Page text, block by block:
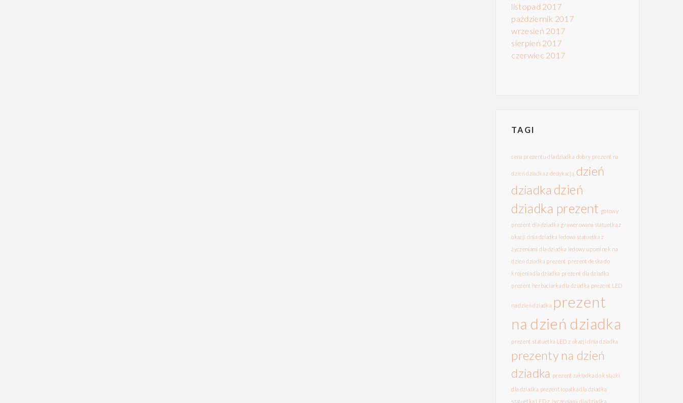
listopad 2017
październik 2017
wrzesień 2017
sierpień 2017
czerwiec 2017
TAGI
cena prezentu dla dziadka dobry prezent na
dzień dziadka z dedykacją dzień
dziadka dzień
dziadka prezent gotowy
prezent dla dziadka grawerowana statuetka z
okazji dnia dziadka ledowa statuetka z
życzeniami dla dziadka ledowy upominek na
dzień dziadka prezent prezent deska do
krojenia dla dziadka prezent dla dziadka
prezent herbaciarka dla dziadka prezent LED
na dzień dziadka prezent
na dzień dziadka
prezent statuetka LED z okazji dnia dziadka
prezenty na dzień
dziadka prezent zakładka do książki
dla dziadka prezent łopatka dla dziadka
statuetka LED z życzeniami dla dziadka